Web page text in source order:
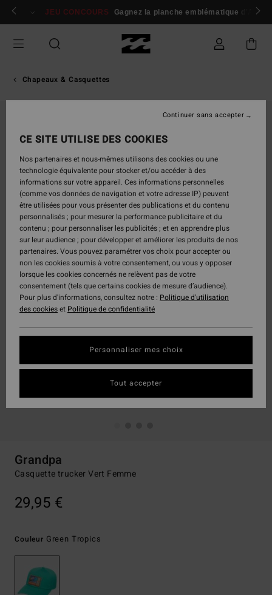
Passer
Se connecter / s'inscrire
JEU CONCOURS Gagnez la planche emblématique d'Andy
Chapeaux & Casquettes
Grandpa
Casquette trucker Vert Femme
29,95 €
Couleur Green Tropics
CE SITE UTILISE DES COOKIES
Nos partenaires et nous-mêmes utilisons des cookies ou une
technologie équivalente pour stocker et/ou accéder à des
informations sur votre appareil. Ces informations personnelles
(comme vos données de navigation et votre adresse IP) peuvent
être utilisées pour vous présenter des publications et du contenu
personnalisés ; pour mesurer la performance publicitaire et du
contenu ; pour personnaliser les publicités ; et en apprendre plus
sur leur audience ; pour développer et améliorer les produits de nos
partenaires. Vous pouvez paramétrer vos choix pour accepter ou
non les cookies soumis à votre consentement, ou vous y opposer
lorsque les cookies concernés ne relèvent pas de votre
consentement (tels que certains cookies de mesure d’audience).
Pour plus d'informations, consultez notre : Politique d'utilisation
des cookieset Politique de confidentialité
Personnaliser mes choix
Continuer sans accepter
Tout accepter